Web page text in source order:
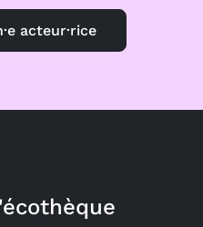
acteur·rice